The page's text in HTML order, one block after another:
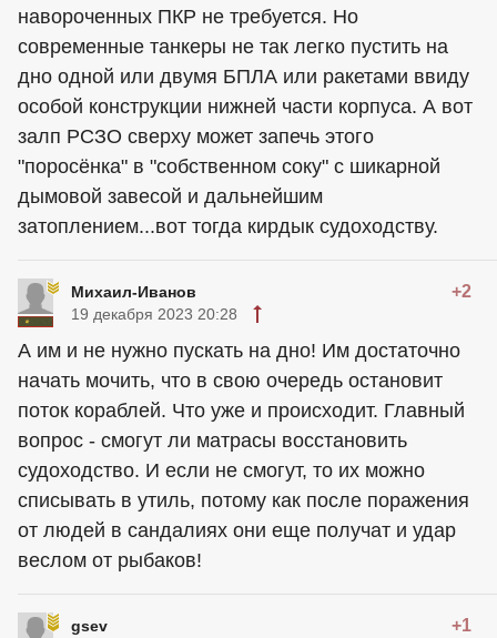
навороченных ПКР не требуется. Но
современные танкеры не так легко пустить на
дно одной или двумя БПЛА или ракетами ввиду
особой конструкции нижней части корпуса. А вот
залп РСЗО сверху может запечь этого
"поросёнка" в "собственном соку" с шикарной
дымовой завесой и дальнейшим
затоплением...вот тогда кирдык судоходству.
Михаил-Иванов +2
19 декабря 2023 20:28
А им и не нужно пускать на дно! Им достаточно
начать мочить, что в свою очередь остановит
поток кораблей. Что уже и происходит. Главный
вопрос - смогут ли матрасы восстановить
судоходство. И если не смогут, то их можно
списывать в утиль, потому как после поражения
от людей в сандалиях они еще получат и удар
веслом от рыбаков!
gsev +1